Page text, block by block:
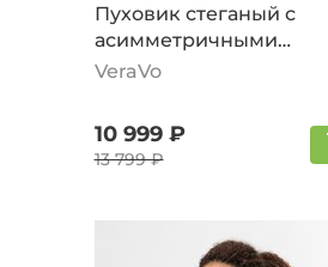
Пуховик стеганый с
асимметричными
карманами, черный
VeraVo
10 999 ₽
13 799 ₽